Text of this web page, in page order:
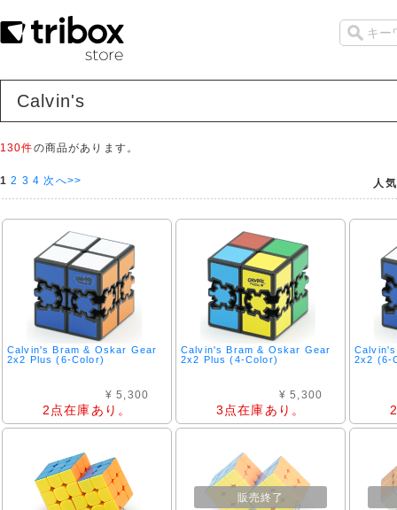
Calvin's
130件の商品があります。
人
1 2 3 4 次へ>>
Calvin's Bram & Oskar Gear
2x2 Plus (6-Color)
¥ 5,300
2点在庫あり。
Calvin's Bram & Oskar Gear
2x2 Plus (4-Color)
¥ 5,300
3点在庫あり。
2x2 (6-
販売終了